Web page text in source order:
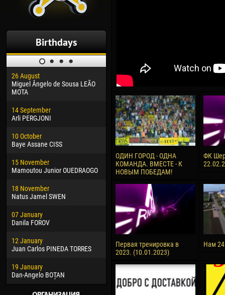
Birthdays
26 August
Miguel Ângelo de Sousa LEÃO
MOTA
14 September
Arli PERGJONI
10 October
Baye Assane CISS
15 November
Mamoutou Junior OUEDRAOGO
18 November
Natus Jamel SWEN
07 January
Danila FOROV
12 January
Juan Carlos PINEDA TORRES
19 January
Dan-Angelo BOȚAN
30 January
Dhoraso Moreo KLAS
24 February
Vladislav COSTIN
02 March
Veaceslav COZMA
09 March
Emmanuel AFETSE
Jayder Moreno ASPRILLA
22 March
Samba KONÉ
26 March
Vitor Hugo Morais de OLIVEIRA
28 March
Raí LOPES DE OLIVEIRA
04
13
24
15
28
10
Ivan
ОДИН ГОРОД - ОДНА
КОМАНДА. ВМЕСТЕ - К
НОВЫМ ПОБЕДАМ!
ФК
Первая тренировка в
2023. (10.01.2023)
Нам